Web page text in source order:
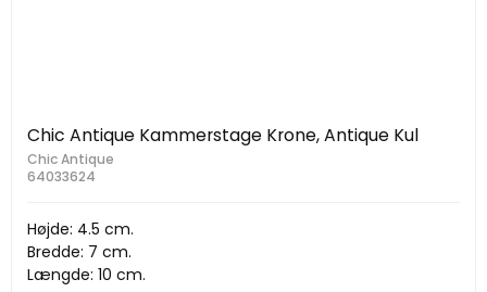
Chic Antique Kammerstage Krone, Antique Kul
Chic Antique
64033624
Højde: 4.5 cm.
Bredde: 7 cm.
Længde: 10 cm.